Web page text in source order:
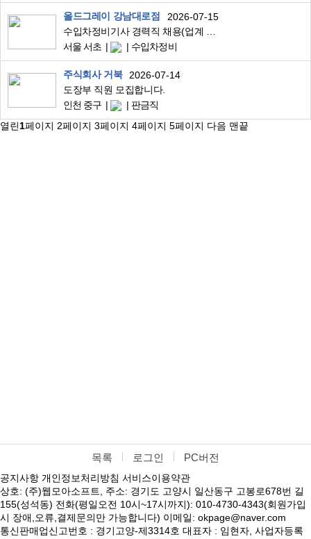
올드그레이 강남대로점
2026-07-15
서울 서초
수입차정비
주식회사 거북
2026-07-14
도장부 직원 모집합니다.
인천 중구
판금직
열린1페이지 2페이지 3페이지 4페이지 5페이지 다음 맨끝
목록 로그인 PC버전
공지사항 개인정보처리방침 서비스이용약관
상호: (주)웹모아소프트, 주소: 경기도 고양시 일산동구 고봉로678번 길
155(성석동) 전화(평일오전 10시~17시까지): 010-4730-4343(회원가입
시 장애,오류,결제문의만 가능합니다) 이메일: okpage@naver.com
통신판매업신고번호 : 경기고양-제3314호 대표자 : 임현자, 사업자등록